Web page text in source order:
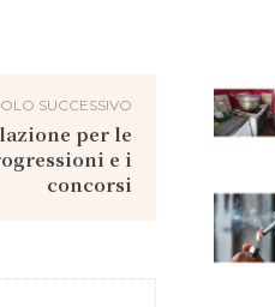
SUCCESSIVO
per le
e i
concorsi